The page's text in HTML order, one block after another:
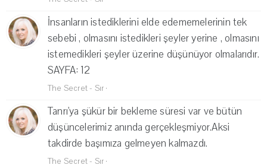
İnsanların istediklerini elde edememelerinin tek
sebebi , olmasını istedikleri şeyler yerine , olmasını
istemedikleri şeyler üzerine düşünüyor olmalarıdır.
SAYFA: 12
The Secret - Sır ·
Tanrı'ya şükür bir bekleme süresi var ve bütün
düşüncelerimiz anında gerçekleşmiyor.Aksi
takdirde başımıza gelmeyen kalmazdı.
The Secret - Sır ·